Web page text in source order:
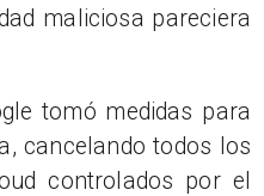
maliciosa pareciera
tomó medidas para
cancelando todos los
controlados por el